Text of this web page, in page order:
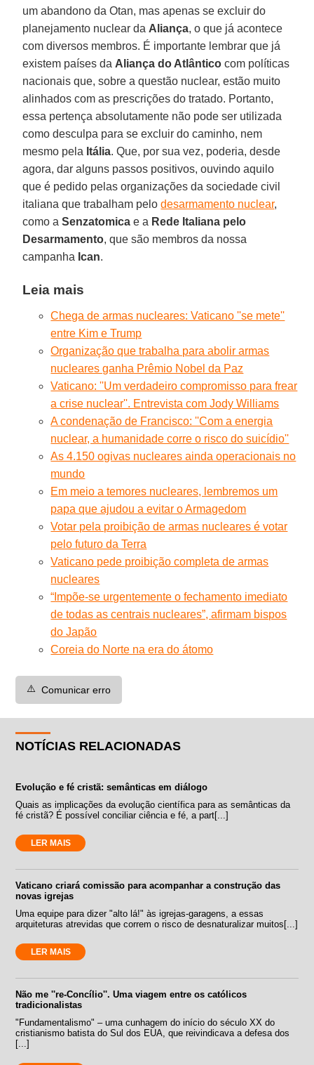
um abandono da Otan, mas apenas se excluir do
planejamento nuclear da Aliança, o que já acontece
com diversos membros. É importante lembrar que já
existem países da Aliança do Atlântico com políticas
nacionais que, sobre a questão nuclear, estão muito
alinhados com as prescrições do tratado. Portanto,
essa pertença absolutamente não pode ser utilizada
como desculpa para se excluir do caminho, nem
mesmo pela Itália. Que, por sua vez, poderia, desde
agora, dar alguns passos positivos, ouvindo aquilo
que é pedido pelas organizações da sociedade civil
italiana que trabalham pelodesarmamento nuclear,
como aSenzatomica e a Rede Italiana pelo
Desarmamento, que são membros da nossa
campanha Ican.
Leia mais
Chega de armas nucleares: Vaticano ''se mete''
entre Kim e Trump
Organização que trabalha para abolir armas
nucleares ganha Prêmio Nobel da Paz
Vaticano: ''Um verdadeiro compromisso para frear
a crise nuclear''. Entrevista com Jody Williams
A condenação de Francisco: ''Com a energia
nuclear, a humanidade corre o risco do suicídio''
As 4.150 ogivas nucleares ainda operacionais no
mundo
Em meio a temores nucleares, lembremos um
papa que ajudou a evitar o Armagedom
Votar pela proibição de armas nucleares é votar
pelo futuro da Terra
Vaticano pede proibição completa de armas
nucleares
“Impõe-se urgentemente o fechamento imediato
de todas as centrais nucleares”, afirmam bispos
do Japão
Coreia do Norte na era do átomo
⚠️ Comunicar erro
NOTÍCIAS RELACIONADAS
Evolução e fé cristã: semânticas em diálogo
Quais as implicações da evolução científica para as semânticas da
fé cristã? É possível conciliar ciência e fé, a part[...]
LER MAIS
Vaticano criará comissão para acompanhar a construção das
novas igrejas
Uma equipe para dizer "alto lá!" às igrejas-garagens, a essas
arquiteturas atrevidas que correm o risco de desnaturalizar muitos[...]
LER MAIS
Não me ''re-Concílio''. Uma viagem entre os católicos
tradicionalistas
"Fundamentalismo" – uma cunhagem do início do século XX do
cristianismo batista do Sul dos EUA, que reivindicava a defesa dos
[...]